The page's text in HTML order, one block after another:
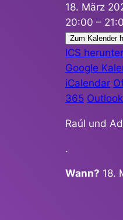
18. März
20:00 –
Zum Kalender
ICS
Google
iCalendar
365
Raúl und
.
Wann? 18.